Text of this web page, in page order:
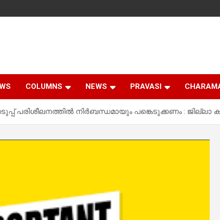
COLUMNS NEWS PRAVASI
പരിശീലനത്തില്‍ നിര്‍ബന്ധമായും പങ്കെടുക്കണം : ജില്ലാ